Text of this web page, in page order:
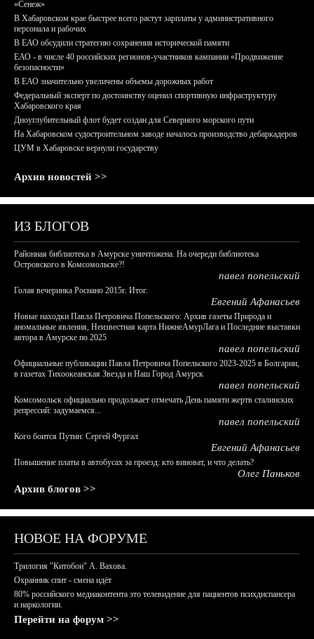
«Сенеж»
В Хабаровском крае быстрее всего растут зарплаты у административного
персонала и рабочих
В ЕАО обсудили стратегию сохранения исторической памяти
ЕАО - в числе 40 российских регионов-участников кампании «Продвижение
безопасности»
В ЕАО значительно увеличены объемы дорожных работ
Федеральный эксперт по достоинству оценил спортивную инфраструктуру
Хабаровского края
Дноуглубительный флот будет создан для Северного морского пути
На Хабаровском судостроительном заводе началось производство дебаркадеров
ЦУМ в Хабаровске вернули государству
Архив новостей >>
ИЗ БЛОГОВ
Районная библиотека в Амурске уничтожена. На очереди библиотека
Островского в Комсомольске?!
павел попельский
Голая вечеринка Роснано 2015г. Итог.
Евгений Афанасьев
Новые находки Павла Петровича Попельского: Архив газеты Природа и
аномальные явления, Неизвестная карта НижнеАмурЛага и Последние выставки
автора в Амурске по 2025
павел попельский
Официальные публикации Павла Петровича Попельского 2023-2025 в Болгарии,
в газетах Тихоокеанская Звезда и Наш Город Амурск
павел попельский
Комсомольск официально продолжает отмечать День памяти жертв сталинских
репрессий: задумаемся...
павел попельский
Кого боится Путин: Сергей Фургал
Евгений Афанасьев
Повышение платы в автобусах за проезд: кто виноват, и что делать?
Олег Паньков
Архив блогов >>
НОВОЕ НА ФОРУМЕ
Трилогия "Китобои" А. Вахова.
Охранник спит - смена идёт
80% российского медиаконтента это телевидение для пациентов психдиспансера
и наркологии.
Перейти на форум >>